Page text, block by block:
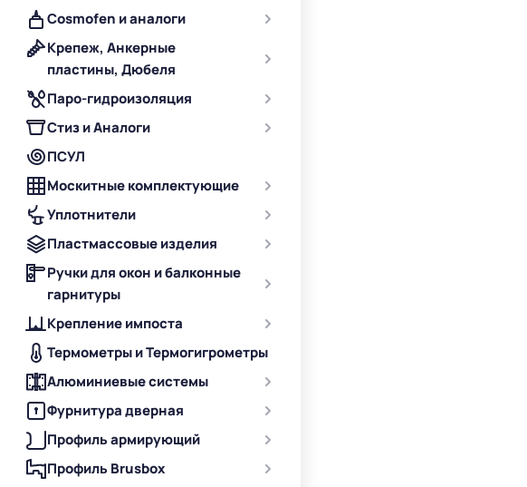
Cosmofen и аналоги
Крепеж, Анкерные
пластины, Дюбеля
Паро-гидроизоляция
Стиз и Аналоги
ПСУЛ
Москитные комплектующие
Уплотнители
Пластмассовые изделия
Ручки для окон и балконные
гарнитуры
Крепление импоста
Термометры и Термогигрометры
Алюминиевые системы
Фурнитура дверная
Профиль армирующий
Профиль Brusbox